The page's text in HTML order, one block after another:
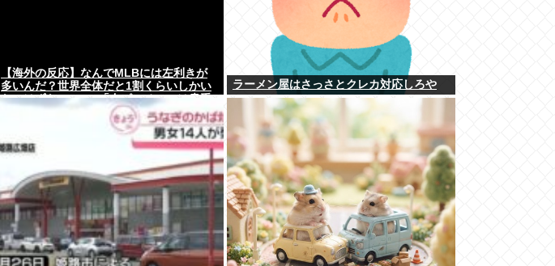
【海外の反応】なんでMLBには左利きが
多いんだ？世界全体だと1割くらいしかい
ないはずなのに → 「左ピッチャーは貴重
だからな」「内野では不利だけど基本左利
きのほうが重宝される傾向にはあると思
ラーメン屋はさっさとクレカ対応しろや